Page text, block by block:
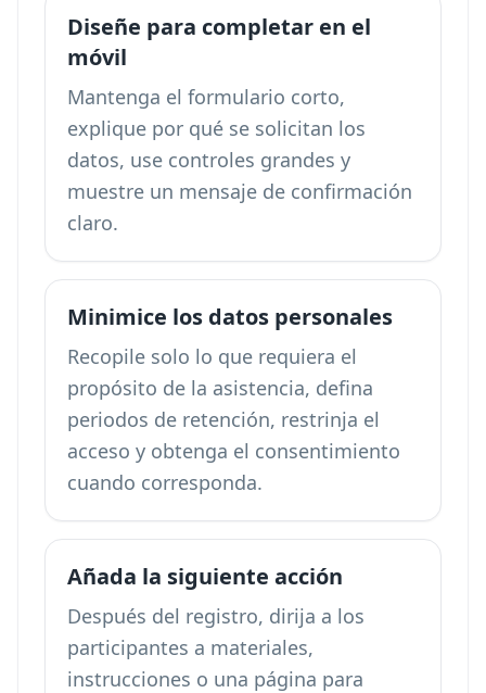
Diseñe para completar en el
móvil
Mantenga el formulario corto,
explique por qué se solicitan los
datos, use controles grandes y
muestre un mensaje de confirmación
claro.
Minimice los datos personales
Recopile solo lo que requiera el
propósito de la asistencia, defina
periodos de retención, restrinja el
acceso y obtenga el consentimiento
cuando corresponda.
Añada la siguiente acción
Después del registro, dirija a los
participantes a materiales,
instrucciones o una página para